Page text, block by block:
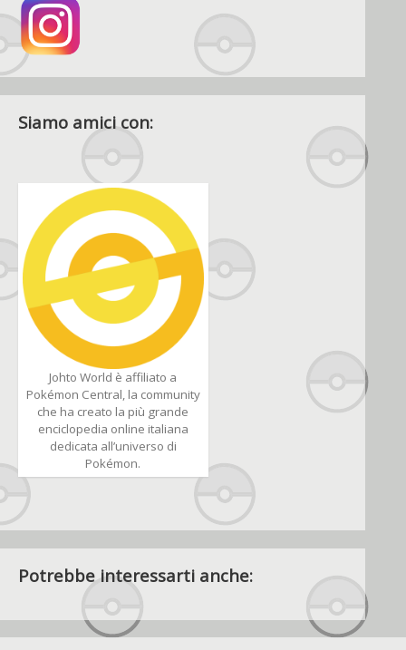
Siamo amici con:
Johto World è affiliato a
Pokémon Central, la community
che ha creato la più grande
enciclopedia online italiana
dedicata all’universo di
Pokémon.
Potrebbe interessarti anche: